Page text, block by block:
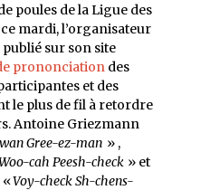
poules de la Ligue des
mardi, l’organisateur
sur son site
prononciation des
et des
le plus de fil à retordre
Antoine Griezmann
Gree-ez-man » ,
cah Peesh-check » et
«Voy-check Sh-chens-